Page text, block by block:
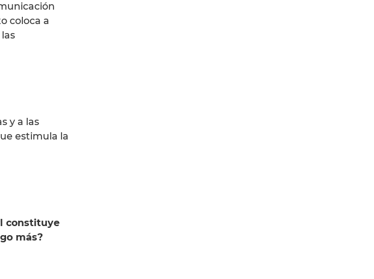
coloca a
y a las
estimula la
constituye
más?